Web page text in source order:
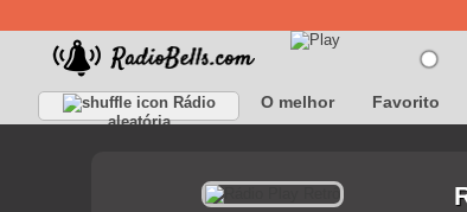
Rádio
aleatória
O melhor Favorito